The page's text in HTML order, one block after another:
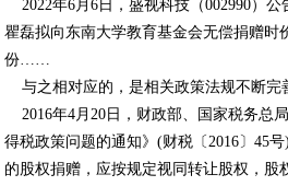
2022年6月6日，盛视科技（002990）
瞿磊拟向东南大学教育基金会无偿捐赠时
份……
与之相对应的，是相关政策法规不断完
2016年4月20日，财政部、国家税务总
得税政策问题的通知》(财税〔2016〕45
的股权捐赠，应按规定视同转让股权，股